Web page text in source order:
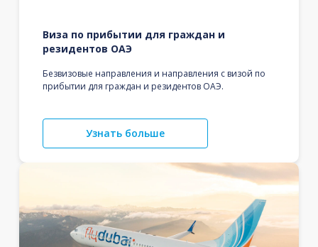
Виза по прибытии для граждан и
резидентов ОАЭ
Безвизовые направления и направления с визой по
прибытии для граждан и резидентов ОАЭ.
Узнать больше